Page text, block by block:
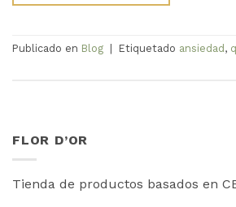
Publicado en Blog Etiquetado ansiedad ,
FLOR D’OR
Tienda de productos basados en